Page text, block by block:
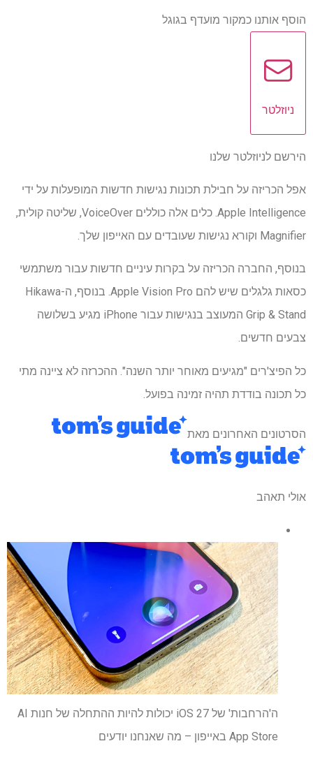
הוסף אותנו כמקור מועדף בגוגל
ניוזלטר
הירשם לניוזלטר שלנו
אפל הכריזה על חבילת תכונות נגישות חדשות המופעלות על ידי
Apple Intelligence. כלים אלה כוללים VoiceOver, שליטה קולית,
Magnifier וקורא נגישות שעובדים עם האייפון שלך.
בנוסף, החברה הכריזה על בקרות עיניים חדשות עבור משתמשי
כסאות גלגלים שיש להם Apple Vision Pro. בנוסף, ה-Hikawa
Grip & Stand המעוצב בנגישות עבור iPhone מגיע בשלושה
צבעים חדשים.
כל הפיצ'רים "מגיעים מאוחר יותר השנה". ההכרזה לא ציינה מתי
כל תכונה בודדת תהיה זמינה בפועל.
הסרטונים האחרונים מאת
אולי תאהב
ה'הרחבות' של iOS 27 יכולות להיות ההתחלה של חנות AI
App Store באייפון – מה שאנחנו יודעים